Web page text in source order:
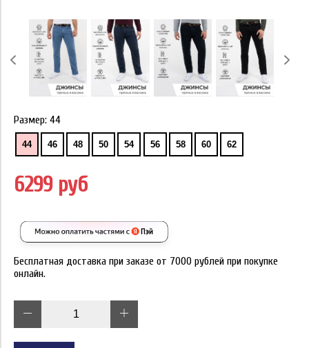
Размер: 44
44 46 48 50 54 56 58 60 62
6299 руб
Бесплатная доставка при заказе от 7000 рублей при покупке
онлайн.